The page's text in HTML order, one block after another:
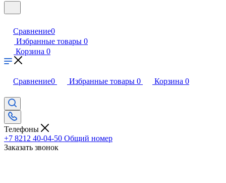
Сравнение0
Избранные товары 0
Корзина 0
Сравнение0 Избранные товары 0 Корзина 0
Телефоны
+7 8212 40-04-50 Общий номер
Заказать звонок